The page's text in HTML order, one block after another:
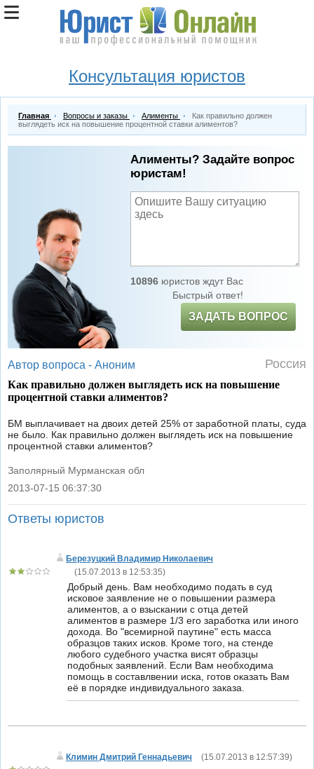
Консультация юристов
Главная Вопросы и заказы Алименты
Как правильно должен
выглядеть иск на повышение процентной ставки алиментов?
Алименты? Задайте вопрос
юристам!
10896юристов ждут Вас
Быстрый ответ!
ЗАДАТЬ ВОПРОС
Автор вопроса - Аноним Россия
Как правильно должен выглядеть иск на повышение
процентной ставки алиментов?
БМ выплачивает на двоих детей 25% от заработной платы, суда
не было. Как правильно должен выглядеть иск на повышение
процентной ставки алиментов?
Заполярный Мурманская обл
|
2013-07-15 06:37:30
Ответы юристов
Березуцкий Владимир Николаевич
(15.07.2013 в 12:53:35)
Добрый день. Вам необходимо подать в суд
исковое заявление не о повышении размера
алиментов, а о взыскании с отца детей
алиментов в размере 1/3 его заработка или иного
дохода. Во "всемирной паутине" есть масса
образцов таких исков. Кроме того, на стенде
любого судебного участка висят образцы
подобных заявлений. Если Вам необходима
помощь в составлвении иска, готов оказать Вам
её в порядке индивидуального заказа.
Климин Дмитрий Геннадьевич (15.07.2013 в 12:57:39)